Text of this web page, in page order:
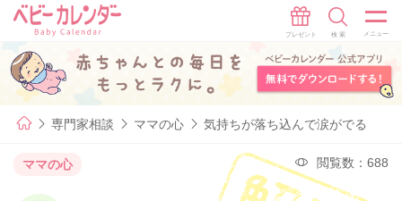
専門家相談 ママの心 気持ちが落ち込んで涙がでる
ママの心 閲覧数：688